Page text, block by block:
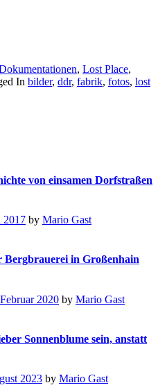
, Lost Place,
In bilder, ddr, fabrik, fotos, lost
von einsamen Dorfstraßen
2017 by Mario Gast
Bergbrauerei in Großenhain
2020 by Mario Gast
Sonnenblume sein, anstatt
2023 by Mario Gast